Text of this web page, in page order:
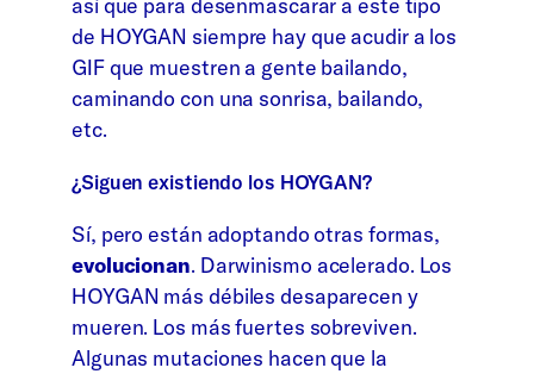
así que para desenmascarar a este tipo
de HOYGAN siempre hay que acudir a los
GIF que muestren a gente bailando,
caminando con una sonrisa, bailando,
etc.
¿Siguen existiendo los HOYGAN?
Sí, pero están adoptando otras formas,
evolucionan. Darwinismo acelerado. Los
HOYGAN más débiles desaparecen y
mueren. Los más fuertes sobreviven.
Algunas mutaciones hacen que la